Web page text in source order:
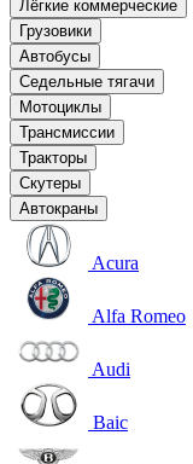
Лёгкие коммерческие
Грузовики
Автобусы
Седельные тягачи
Мотоциклы
Трансмиссии
Тракторы
Скутеры
Автокраны
Acura
Alfa Romeo
Audi
Baic